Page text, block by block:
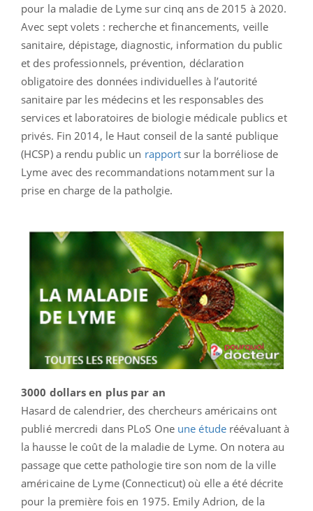
pour la maladie de Lyme sur cinq ans de 2015 à 2020.
Avec sept volets : recherche et financements, veille
sanitaire, dépistage, diagnostic, information du public
et des professionnels, prévention, déclaration
obligatoire des données individuelles à l’autorité
sanitaire par les médecins et les responsables des
services et laboratoires de biologie médicale publics et
privés. Fin 2014, le Haut conseil de la santé publique
(HCSP) a rendu public un rapport sur la borréliose de
Lyme avec des recommandations notamment sur la
prise en charge de la patholgie.
3000 dollars en plus par an
Hasard de calendrier, des chercheurs américains ont
publié mercredi dans PLoS One une étuderéévaluant à
la hausse le coût de la maladie de Lyme. On notera au
passage que cette pathologie tire son nom de la ville
américaine de Lyme (Connecticut) où elle a été décrite
pour la première fois en 1975. Emily Adrion, de la